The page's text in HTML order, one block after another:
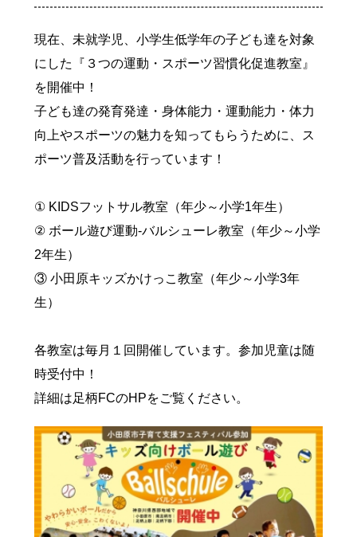
現在、未就学児、小学生低学年の子ども達を対象
にした『３つの運動・スポーツ習慣化促進教室』
を開催中！
子ども達の発育発達・身体能力・運動能力・体力
向上やスポーツの魅力を知ってもらうために、ス
ポーツ普及活動を行っています！
① KIDSフットサル教室（年少～小学1年生）
② ボール遊び運動‐バルシューレ教室（年少～小学
2年生）
③ 小田原キッズかけっこ教室（年少～小学3年
生）
各教室は毎月１回開催しています。参加児童は随
時受付中！
詳細は足柄FCのHPをご覧ください。